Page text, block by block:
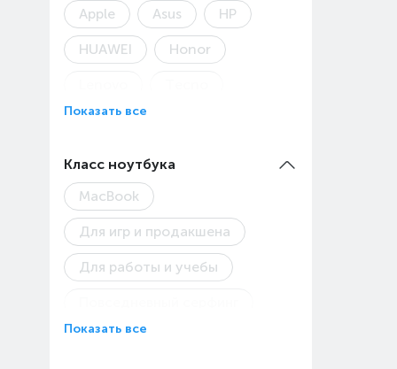
Apple Asus HP
HUAWEI Honor
Показать все
Класс ноутбука
MacBook
Для игр и продакшена
Для работы и учебы
Показать все